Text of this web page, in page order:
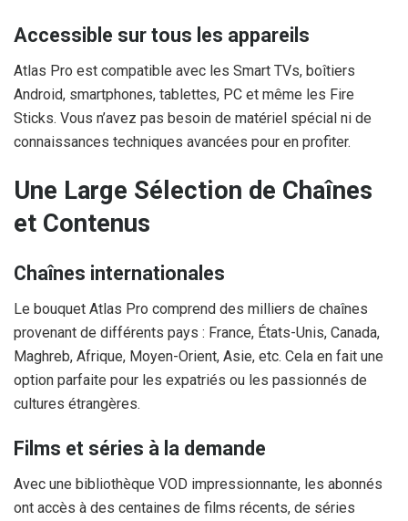
Accessible sur tous les appareils
Atlas Pro est compatible avec les Smart TVs, boîtiers
Android, smartphones, tablettes, PC et même les Fire
Sticks. Vous n’avez pas besoin de matériel spécial ni de
connaissances techniques avancées pour en profiter.
Une Large Sélection de Chaînes
et Contenus
Chaînes internationales
Le bouquet Atlas Pro comprend des milliers de chaînes
provenant de différents pays : France, États-Unis, Canada,
Maghreb, Afrique, Moyen-Orient, Asie, etc. Cela en fait une
option parfaite pour les expatriés ou les passionnés de
cultures étrangères.
Films et séries à la demande
Avec une bibliothèque VOD impressionnante, les abonnés
ont accès à des centaines de films récents, de séries